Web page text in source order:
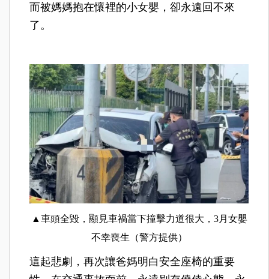
而被媽媽抱在懷裡的小女嬰，卻永遠回不來
了。
▲車頭全毀，顯見車禍當下撞擊力道很大，3月女嬰
不幸喪生（警方提供）
這起悲劇，再次讓爸媽明白安全座椅的重要